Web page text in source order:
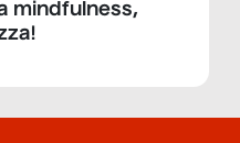
mindfulness,